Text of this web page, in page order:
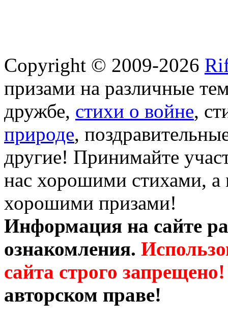
Copyright © 2009-2026
призами на различные
дружбе, стихи о войне,
природе,
другие! Принимайте
нас хорошими стихами, а
хорошими призами!
Информация на сайте
ознакомления.
сайта строго запрещено!
авторском праве!